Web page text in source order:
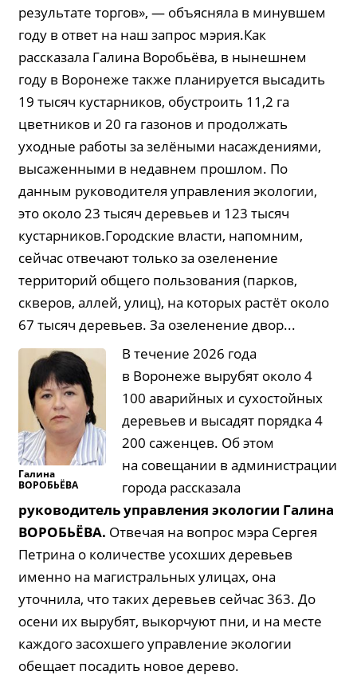
результате торгов», — объясняла в минувшем
году в ответ на наш запрос мэрия.Как
рассказала Галина Воробьёва, в нынешнем
году в Воронеже также планируется высадить
19 тысяч кустарников, обустроить 11,2 га
цветников и 20 га газонов и продолжать
уходные работы за зелёными насаждениями,
высаженными в недавнем прошлом. По
данным руководителя управления экологии,
это около 23 тысяч деревьев и 123 тысяч
кустарников.Городские власти, напомним,
сейчас отвечают только за озеленение
территорий общего пользования (парков,
скверов, аллей, улиц), на которых растёт около
67 тысяч деревьев. За озеленение двор...
Галина
ВОРОБЬЁВА
В течение 2026 года
в Воронеже вырубят около 4
100 аварийных и сухостойных
деревьев и высадят порядка 4
200 саженцев. Об этом
на совещании в администрации
города рассказала
руководитель управления экологии Галина
ВОРОБЬЁВА. Отвечая на вопрос мэра Сергея
Петрина о количестве усохших деревьев
именно на магистральных улицах, она
уточнила, что таких деревьев сейчас 363. До
осени их вырубят, выкорчуют пни, и на месте
каждого засохшего управление экологии
обещает посадить новое дерево.